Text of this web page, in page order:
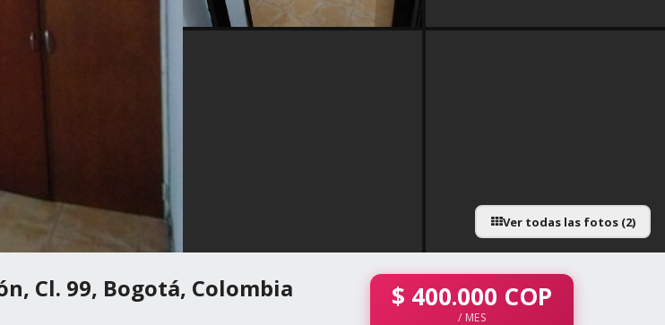
Ver todas las fotos (2)
Cl. 99, Bogotá, Colombia $ 400.000 COP
/ MES